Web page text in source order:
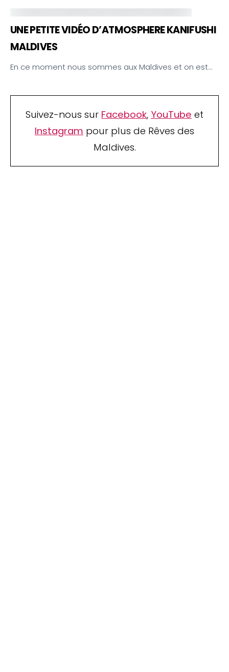
UNE PETITE VIDÉO D’ATMOSPHERE KANIFUSHI
MALDIVES
En ce moment nous sommes aux Maldives et on est…
Suivez-nous sur Facebook, YouTube et
Instagram pour plus de Rêves des
Maldives.